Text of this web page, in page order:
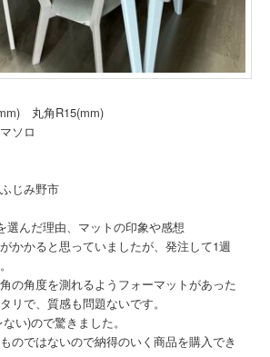
丸角R15(mm)
ソロ
じみ野市
選んだ理由、マットの印象や感想
かかると思っていましたが、発注して1週
の角度を測れるようフォーマットがあった
リで、質感も問題ないです。
い)ので驚きました。
のではないので納得のいく商品を購入でき